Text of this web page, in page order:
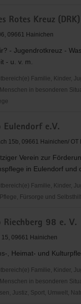
Rotes Kreuz
09661 Hainichen
- Jugendrotkreuz -
- u. v. m.
Familie, Kinder,
in besonderen
Eulendorf e.V.
15b, 09661 Hainichen/ OT
Verein zur
in Eulendorf und
Familie, Kinder,
Fürsorge und
Riechberg 98 e. V.
15, 09661 Hainichen
, Heimat- und
Familie, Kinder,
in besonderen
Justiz, Sport, Umwelt,